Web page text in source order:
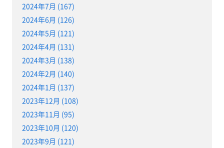
2024年7月 (167)
2024年6月 (126)
2024年5月 (121)
2024年4月 (131)
2024年3月 (138)
2024年2月 (140)
2024年1月 (137)
2023年12月 (108)
2023年11月 (95)
2023年10月 (120)
2023年9月 (121)